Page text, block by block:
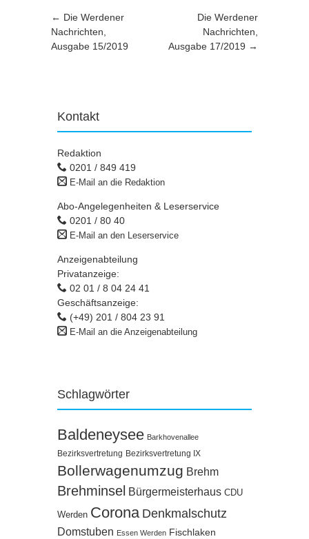
Artikel-Navigation
← Die Werdener
Nachrichten,
Ausgabe 15/2019
Die Werdener
Nachrichten,
Ausgabe 17/2019 →
Kontakt
Redaktion
0201 / 849 419
E-Mail an die Redaktion
Abo-Angelegenheiten & Leserservice
0201 / 80 40
E-Mail an den Leserservice
Anzeigenabteilung
Privatanzeige:
02 01 / 8 04 24 41
Geschäftsanzeige:
(+49) 201 / 804 23 91
E-Mail an die Anzeigenabteilung
Schlagwörter
Baldeneysee Barkhovenallee
Bezirksvertretung Bezirksvertretung IX
Bollerwagenumzug Brehm
Brehminsel Bürgermeisterhaus CDU
Werden Corona Denkmalschutz
Domstuben Essen Werden Fischlaken